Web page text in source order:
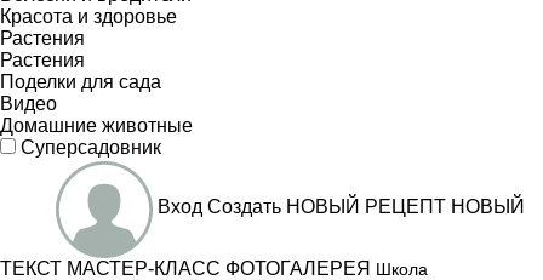
Красота и здоровье
Растения
Растения
Поделки для сада
Видео
Домашние животные
Суперсадовник
Вход Создать НОВЫЙ РЕЦЕПТ НОВЫЙ
ТЕКСТ МАСТЕР-КЛАСС ФОТОГАЛЕРЕЯ Школа